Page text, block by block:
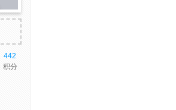
442
积分